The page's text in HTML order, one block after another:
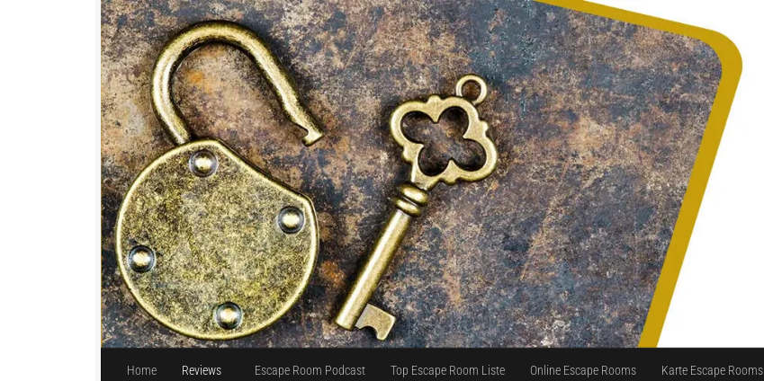
Unter dem Inhalt
Home Reviews Escape Room Podcast Top Escape Room Liste Online Escape Rooms Karte Escape Rooms